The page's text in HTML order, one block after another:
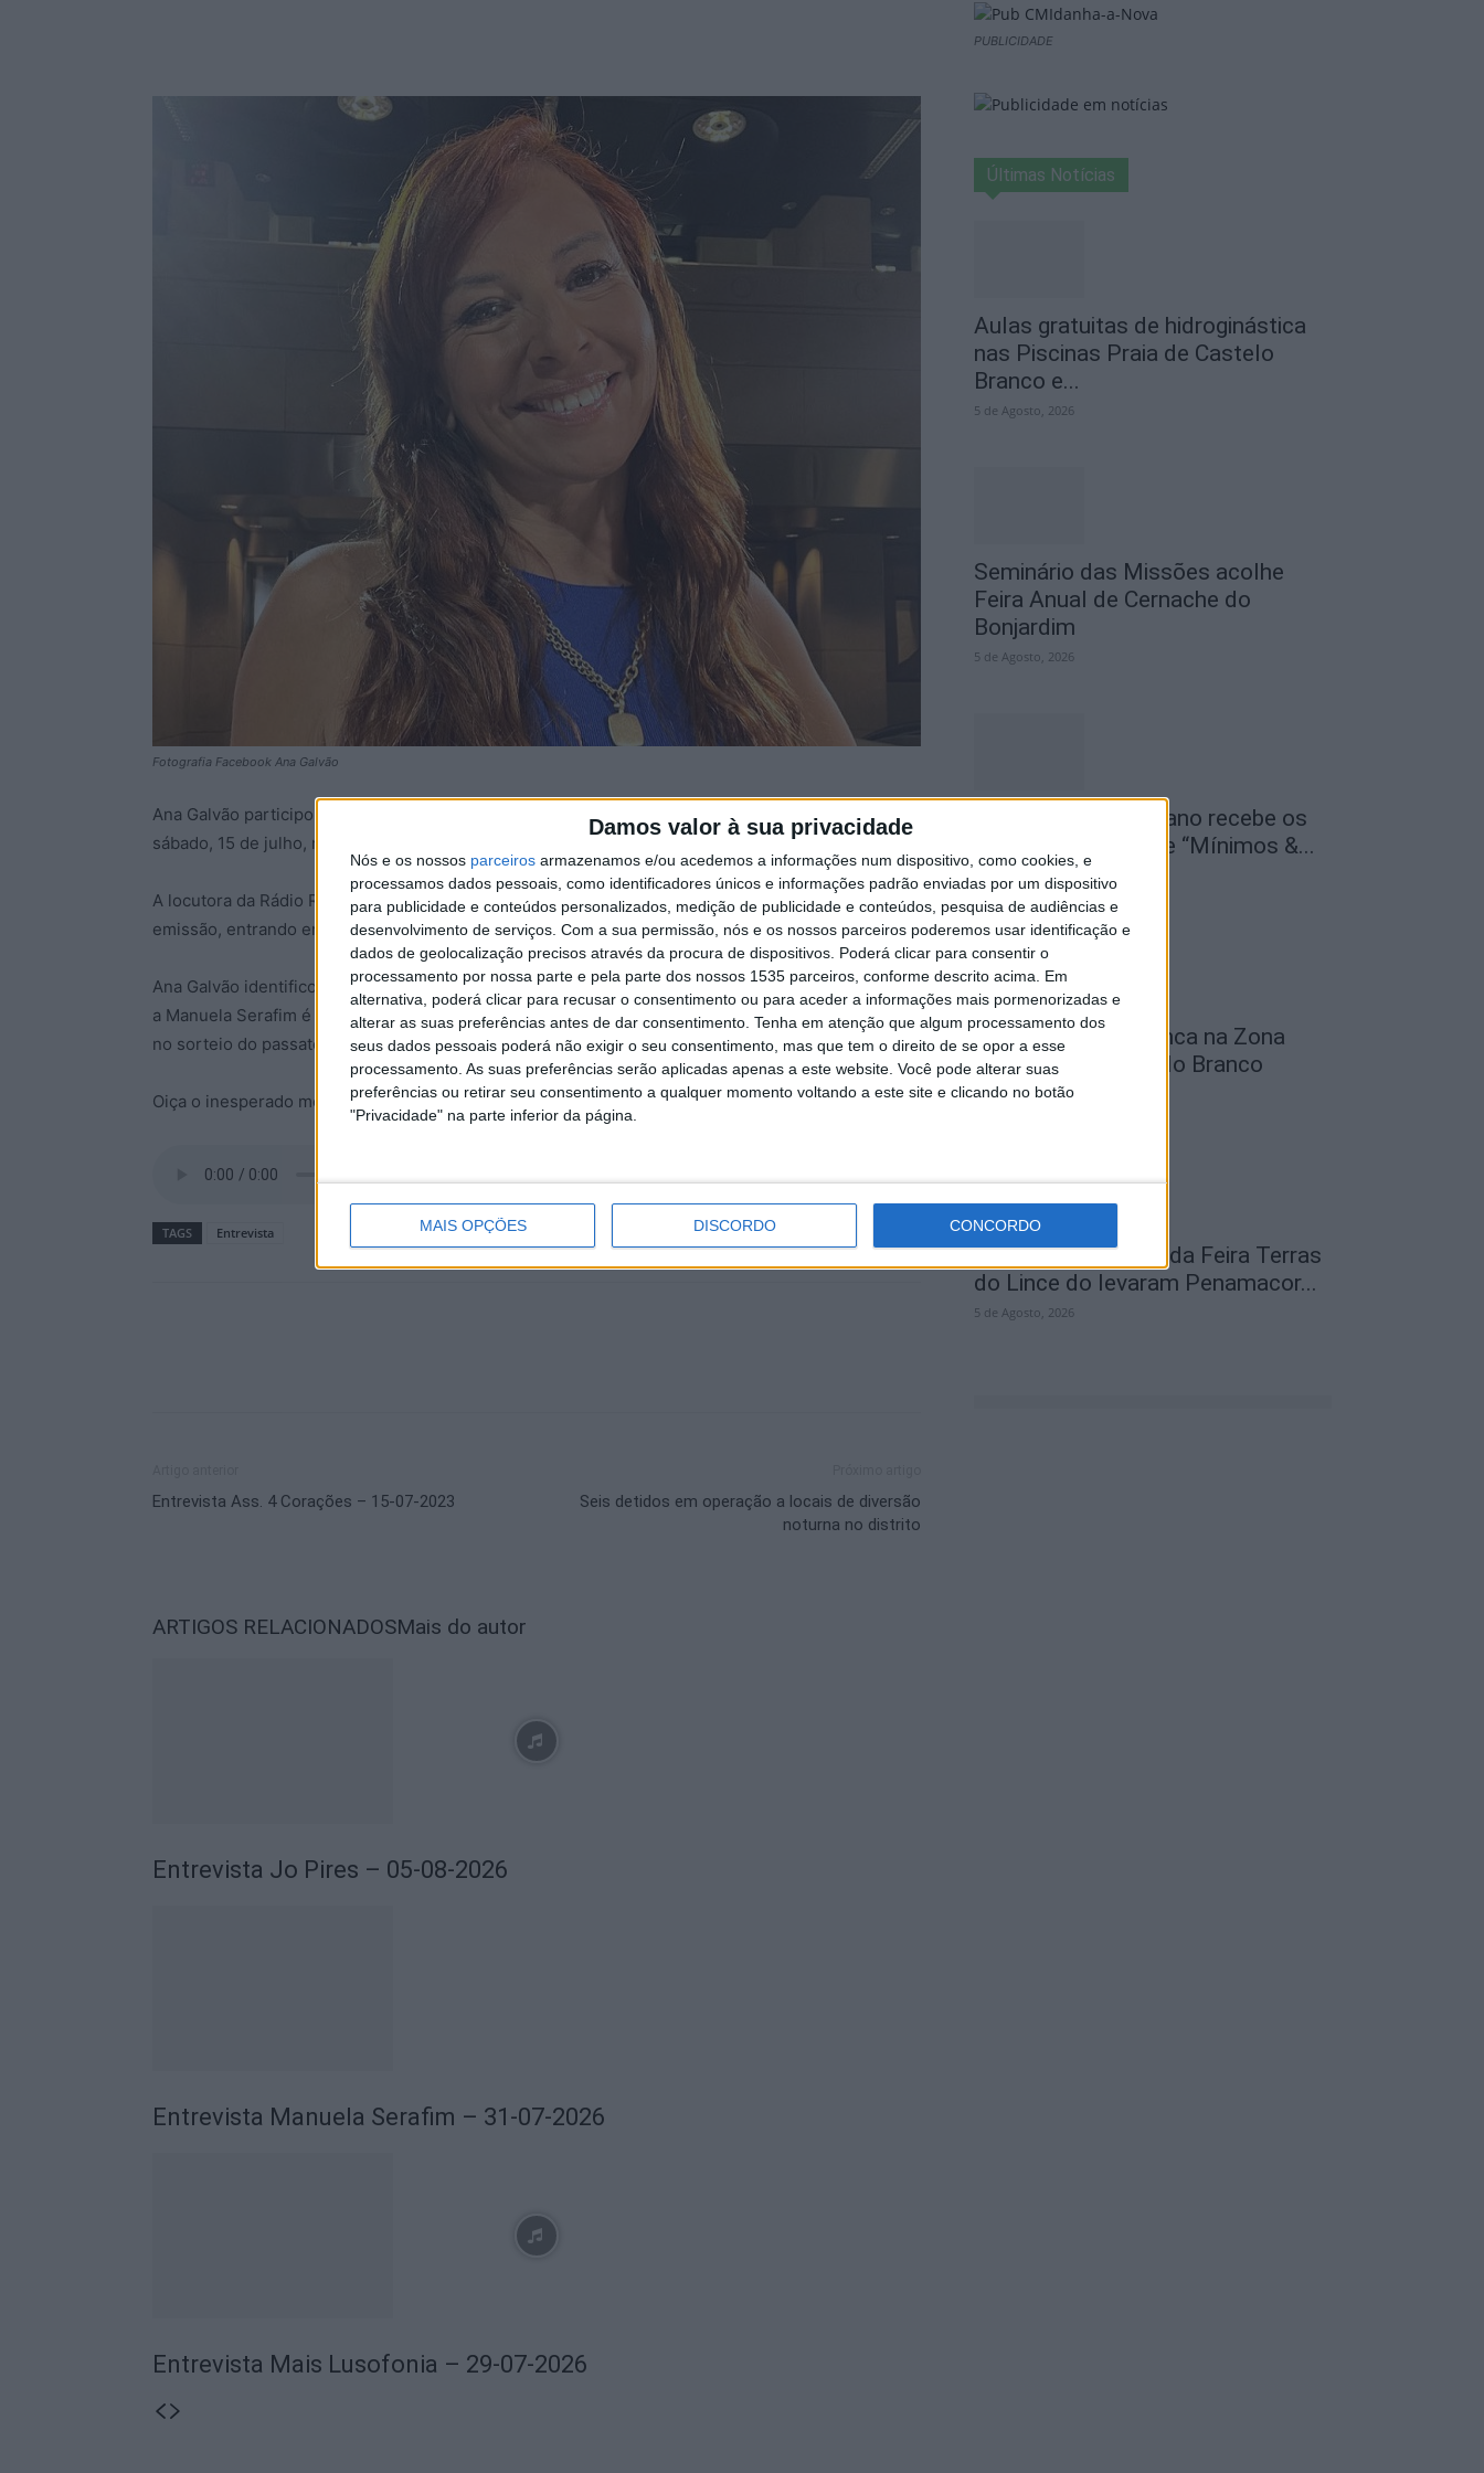
Damos valor à sua privacidade
Nós e os nossos parceiros armazenamos e/ou acedemos a informações num dispositivo, como cookies, e
processamos dados pessoais, como identificadores únicos e informações padrão enviadas por um dispositivo
para publicidade e conteúdos personalizados, medição de publicidade e conteúdos, pesquisa de audiências e
desenvolvimento de serviços. Com a sua permissão, nós e os nossos parceiros poderemos usar identificação e
dados de geolocalização precisos através da procura de dispositivos. Poderá clicar para consentir o
processamento por nossa parte e pela parte dos nossos 1535 parceiros, conforme descrito acima. Em
alternativa, poderá clicar para recusar o consentimento ou para aceder a informações mais pormenorizadas e
alterar as suas preferências antes de dar consentimento. Tenha em atenção que algum processamento dos
seus dados pessoais poderá não exigir o seu consentimento, mas que tem o direito de se opor a esse
processamento. As suas preferências serão aplicadas apenas a este website. Você pode alterar suas
preferências ou retirar seu consentimento a qualquer momento voltando a este site e clicando no botão
"Privacidade" na parte inferior da página.
MAIS OPÇÕES DISCORDO CONCORDO
Fotografia Facebook Ana Galvão
Ana Galvão participou, de surpresa, na emissão da Rádio Castelo Branco, na manhã do último
sábado, 15 de julho, no Porque Hoje É Sábado, com Manuela Serafim.
A locutora da Rádio Renascença estava de passagem pela região e estava a ouvir a nossa
emissão, entrando em direto, participando no passatempo que se encontrava a decorrer.
Ana Galvão identificou-se, dando apenas o seu nome e dizendo a frase de participação. Já em off,
a Manuela Serafim é que soube de quem se tratava. A conhecida locutora acabou por não entrar
no sorteio do passatempo.
Oiça o inesperado momento, no player que se segue.
TAGS Entrevista
Entrevista Ass. 4 Corações – 15-07-2023
Seis detidos em operação a locais de diversão
noturna no distrito
ARTIGOS RELACIONADOSMais do autor
Entrevista Jo Pires – 05-08-2026
Entrevista Manuela Serafim – 31-07-2026
Entrevista Mais Lusofonia – 29-07-2026
PUBLICIDADE
Últimas Notícias
Aulas gratuitas de hidroginástica
nas Piscinas Praia de Castelo
Branco e...
5 de Agosto, 2026
Seminário das Missões acolhe
Feira Anual de Cernache do
Bonjardim
5 de Agosto, 2026
Centro Cultural Raiano recebe os
filmes “O Convite” e “Mínimos &...
5 de Agosto, 2026
Obra na Rua D arranca na Zona
Industrial de Castelo Branco
5 de Agosto, 2026
Cabeças de cartaz da Feira Terras
do Lince do levaram Penamacor...
5 de Agosto, 2026